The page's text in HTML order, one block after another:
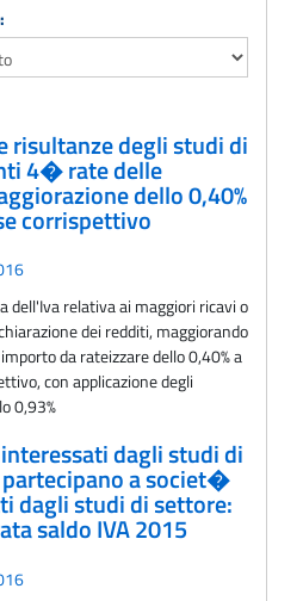
risultanze degli studi di
4� rate delle
dello 0,40%
corrispettivo
relativa ai maggiori ricavi o
dei redditi, maggiorando
da rateizzare dello 0,40% a
con applicazione degli
0,93%
dagli studi di
a societ�
dagli studi di settore:
saldo IVA 2015